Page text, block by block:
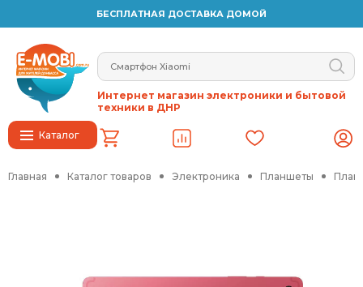
БЕСПЛАТНАЯ ДОСТАВКА ДОМОЙ
Каталог
Интернет магазин электроники и бытовой
техники в ДНР
Главная Каталог товаров Электроника Планшеты